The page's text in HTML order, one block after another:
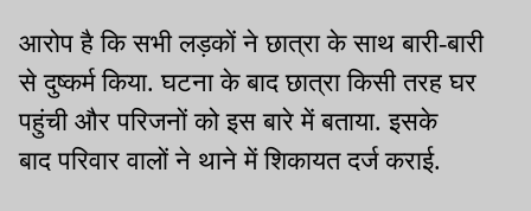
आरोप है कि सभी लड़कों ने छात्रा के साथ बारी-बारी
से दुष्कर्म किया. घटना के बाद छात्रा किसी तरह घर
पहुंची और परिजनों को इस बारे में बताया. इसके
बाद परिवार वालों ने थाने में शिकायत दर्ज कराई.